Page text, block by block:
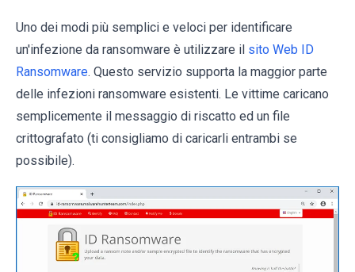
Uno dei modi più semplici e veloci per identificare
un'infezione da ransomware è utilizzare il sito Web ID
Ransomware. Questo servizio supporta la maggior parte
delle infezioni ransomware esistenti. Le vittime caricano
semplicemente il messaggio di riscatto ed un file
crittografato (ti consigliamo di caricarli entrambi se
possibile).